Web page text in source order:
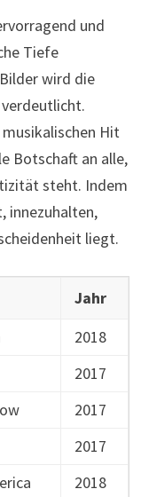
und
Tiefe
wird die
Hit
Botschaft an alle,
steht. Indem
innezuhalten,
liegt.
Jahr
2018
2017
2017
2017
2018